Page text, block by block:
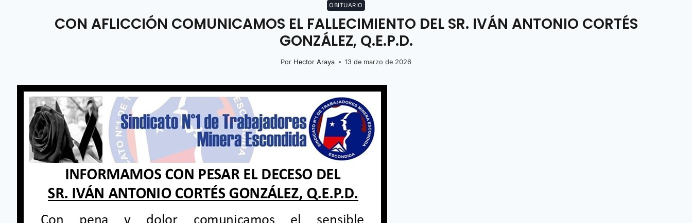
OBITUARIO
CON AFLICCIÓN COMUNICAMOS EL FALLECIMIENTO DEL SR. IVÁN ANTONIO CORTÉS
GONZÁLEZ, Q.E.P.D.
Por Hector Araya 13 de marzo de 2026